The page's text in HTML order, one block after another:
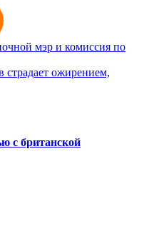
мэр и комиссия по
страдает ожирением,
с британской